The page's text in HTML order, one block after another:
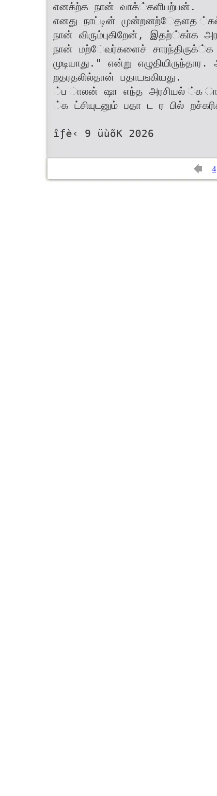
எனக்ற்க நான் வாக்்களிபற்பன்.
எனது நாட்டின் முன்றனற்ேதளத
நான் விரும்புகிறேன், இதற்்கா்க
நான் மற்ேவர்களைச்
முடியாது." என்று
றதரதலில்தான் பதாடஙகியது.
்ப ாலன் ஷா எந்த அரசியல் ்க ாத
்க ட்சியுடனும் பதா ட ர பில்
îƒè‹ 9 üùõK 2026
4